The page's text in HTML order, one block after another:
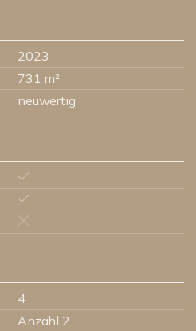
2023
731 m²
neuwertig
4
Anzahl 2